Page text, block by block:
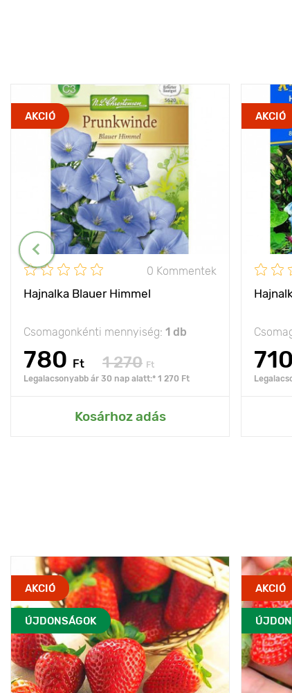
AKCIÓ
0 Kommentek
Hajnalka Blauer Himmel
Csomagonkénti mennyiség: 1 db
780 Ft 1 270 Ft
Legalacsonyabb ár 30 nap alatt:* 1 270 Ft
Kosárhoz adás
AKCIÓ
710
AKCIÓ
ÚJDONSÁGOK
AKCIÓ